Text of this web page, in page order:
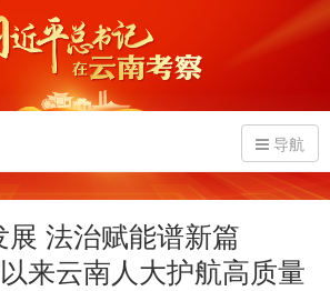
导航
展 法治赋能谱新篇
来云南人大护航高质量